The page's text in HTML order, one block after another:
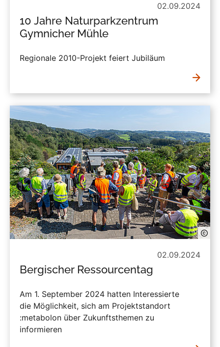
02.09.2024
10 Jahre Naturparkzentrum
Gymnicher Mühle
Regionale 2010-Projekt feiert Jubiläum
02.09.2024
Bergischer Ressourcentag
Am 1. September 2024 hatten Interessierte
die Möglichkeit, sich am Projektstandort
:metabolon über Zukunftsthemen zu
informieren